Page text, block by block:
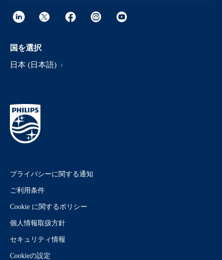
国を選択
日本 (日本語)
プライバシーに関する通知
ご利用条件
Cookie に関するポリシー
個人情報取扱方針
セキュリティ情報
Cookieの設定